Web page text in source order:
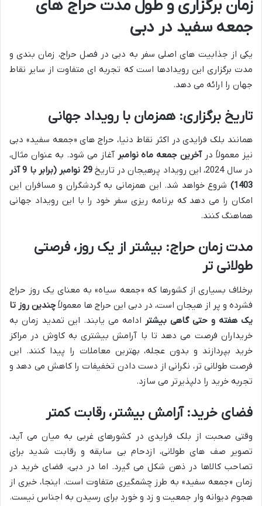
زمان برگزاری و طول مدت حراج های
جمعه سفید در دبی
یکی از جذابیت های اصلی سفر به دبی در فصل حراج، زمان بندی و
مدت برگزاری این رویدادها است که تجربه ای متفاوت از سایر نقاط
جهان را ارائه می دهد.
تاریخ برگزاری: همزمان با رویداد جهانی
همانند بلک فرایدی در اکثر نقاط دنیا، حراج های «جمعه سفید» دبی
نیز معمولاً درآخرین جمعه ماه نوامبر آغاز می شود. به عنوان مثال،
در سال 2024، این رویداد پرهیجان در تاریخ
29 نوامبر (برابر با 9 آذر
1403)
شروع خواهد شد. این همزمانی به گردشگران و مسافران این
امکان را می دهد که برنامه ریزی سفر خود را با این رویداد جهانی
هماهنگ کنند.
مدت زمان حراج: بیشتر از یک روز، فرصتی
طولانی تر
برخلاف بسیاری از کشورها که «جمعه سیاه» به معنای یک روز حراج
فشرده و پر از هیجان است، در دبی این حراج ها معمولاً چندین روز تا
یک هفته و حتی گاهی بیشتر ادامه می یابند. این تمدید زمان به
خریداران فرصت می دهد تا با آرامش بیشتری به کاوش در مراکز
خرید بپردازند و بدون عجله، بهترین معاملات را پیدا کنند. این
فرصت طولانی تر، نگرانی از دست دادن تخفیفات را کاهش می دهد و
تجربه خرید را دلپذیرتر می سازد.
فضای خرید: آرامش بیشتر، رقابت کمتر
وقتی صحبت از بلک فرایدی در کشورهای غربی به میان می آید،
تصویر صف های طولانی، ازدحام بی سابقه و رقابت شدید برای
تصاحب کالاها در ذهن شکل می گیرد. اما در دبی، فضای خرید در
زمان «جمعه سفید» به طرز چشمگیری متفاوت است. اینجا، خبری از
هجوم دیوانه وار جمعیت و زد و خورد برای رسیدن به اجناس نیست.